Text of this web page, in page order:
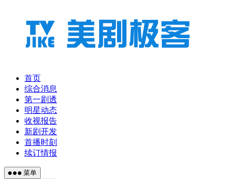
首页
综合消息
第一剧透
明星动态
收视报告
新剧开发
首播时刻
续订情报
菜单